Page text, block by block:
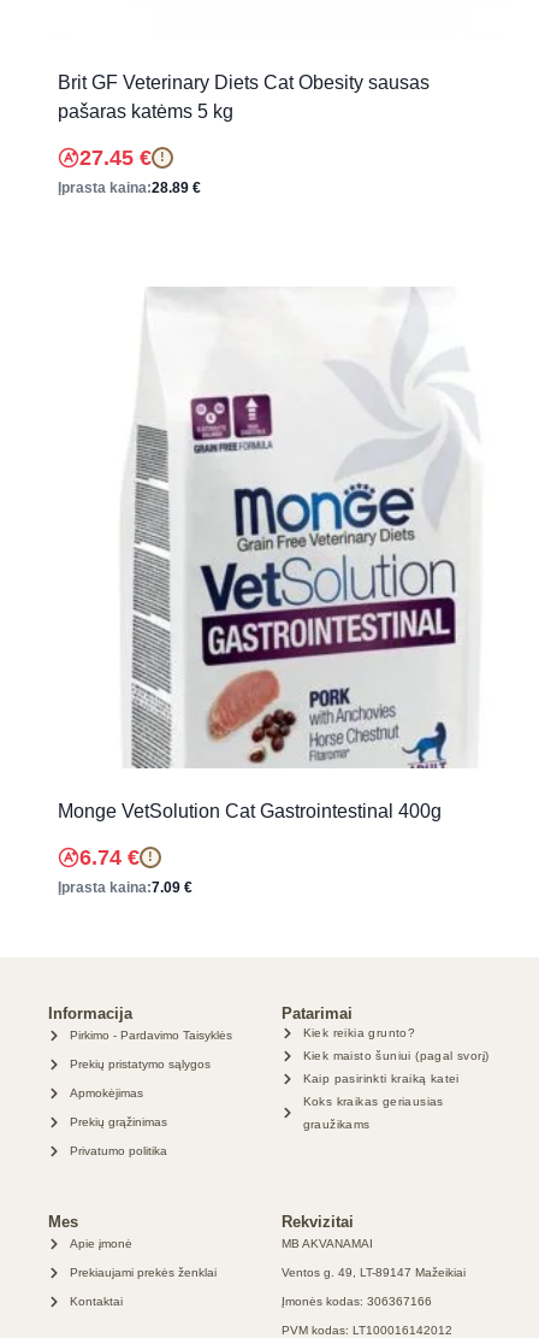
Brit GF Veterinary Diets Cat Obesity sausas
pašaras katėms 5 kg
27.45 € !
Įprasta kaina:28.89 €
Monge VetSolution Cat Gastrointestinal 400g
6.74 € !
Įprasta kaina:7.09 €
Informacija
Pirkimo - Pardavimo Taisyklės
Prekių pristatymo sąlygos
Apmokėjimas
Prekių grąžinimas
Privatumo politika
Patarimai
Kiek reikia grunto?
Kiek maisto šuniui (pagal svorį)
Kaip pasirinkti kraiką katei
Koks kraikas geriausias
graužikams
Mes
Apie įmonė
Prekiaujami prekės ženklai
Kontaktai
Rekvizitai
MB AKVANAMAI
Ventos g. 49, LT-89147 Mažeikiai
Įmonės kodas: 306367166
PVM kodas: LT100016142012